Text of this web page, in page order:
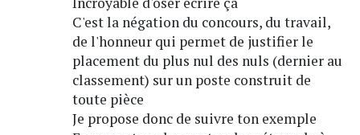
C'est la négation du concours, du travail,
de l'honneur qui permet de justifier le
placement du plus nul des nuls (dernier au
classement) sur un poste construit de
toute pièce
Je propose donc de suivre ton exemple